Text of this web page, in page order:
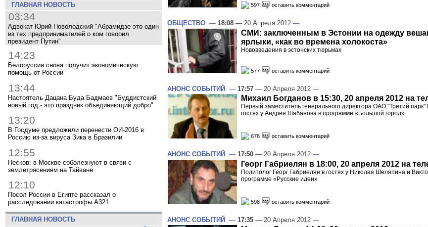
ГЛАВНАЯ НОВОСТЬ
03:34
Адвокат Юрий Новолодский "Абрамидзе это один
из тех предпринимателей о ком говорил
президент Путин"
14:23
Белоруссия снова получит экономическую
помощь от России
13:44
Настоятель Дацана Буда Бадмаев "Буддистский
новый год - это праздник объединяющий добро"
13:20
В Госдуме предложили перенести ОИ-2016 в
Россию из-за вируса Зика в Бразилии
12:55
Песков: в Москве соболезнуют в связи с
землетрясением на Тайване
12:10
Посол России в Египте рассказал о
расследовании катастрофы A321
ГЛАВНАЯ НОВОСТЬ
597 оставить комментарий
ОБЩЕСТВО — 18:08 — 20 Апреля 2012 —
СМИ: заключенным в Эстонии на одежду
ярлыки, «как во времена холокоста»
Нововведения в эстонских тюрьмах
577 оставить комментарий
АНОНС СОБЫТИЙ — 17:57 — 20 Апреля 2012 —
Михаил Богданов в 15:30, 20 апреля 2012 на
Первый заместитель генерального директора ОАО "Третий парк"
гостях у Андрея Шабанова в программе «Большой город»
676 оставить комментарий
АНОНС СОБЫТИЙ — 17:50 — 20 Апреля 2012 —
Георг Габриелян в 18:00, 20 апреля 2012 на
Политолог Георг Габриелян в гостях у Николая Шеляпина и
программе «Русские идеи»
598 оставить комментарий
АНОНС СОБЫТИЙ — 17:35 — 20 Апреля 2012 —